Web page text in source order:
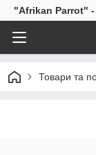
"Afrikan Parrot" -
Товари та